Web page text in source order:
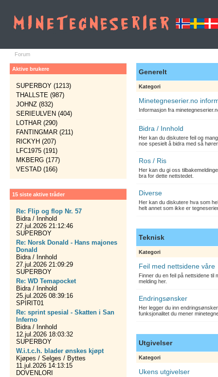
Forum
Aktive brukere
SUPERBOY (1213)
THALLSTE (987)
JOHNZ (832)
SERIEULVEN (404)
LOTHAR (290)
FANTINGMAR (211)
RICKYH (207)
LFC1975 (191)
MKBERG (177)
VESTAD (166)
15 siste aktive tråder
Re: Flip og flop Nr. 57
Bidra / Innhold
27.jul.2026 21:12:46
SUPERBOY
Re: Norsk Donald - Hans majones
Donald
Bidra / Innhold
27.jul.2026 21:09:29
SUPERBOY
Re: WD Temapocket
Bidra / Innhold
25.jul.2026 08:39:16
SPIRIT01
Re: sprint spesial - Skatten i San
Inferno
Bidra / Innhold
12.jul.2026 18:03:32
SUPERBOY
W.i.t.c.h. blader ønskes kjøpt
Kjøpes / Selges / Byttes
11.jul.2026 14:13:15
DOVENLORI
Generelt
Kategori
Minetegneserier.no
Informasjon fra
Bidra / Innhold
Her kan du diskutere feil og
noe spesielt å bidra med så
Ros / Ris
Her kan du gi oss
bra for dette nettstedet.
Diverse
Her kan du diskutere hva som
helt annet som ikke er
Teknisk
Kategori
Feil med nettsidene våre
Finner du en feil på nettsidene til
melding her.
Endringsønsker
Her legger du inn
funksjonalitet du mener
Utgivelser
Kategori
Ukens utgivelser